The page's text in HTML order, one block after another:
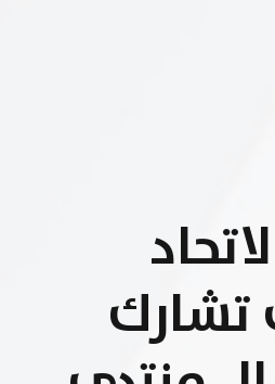
تشارك